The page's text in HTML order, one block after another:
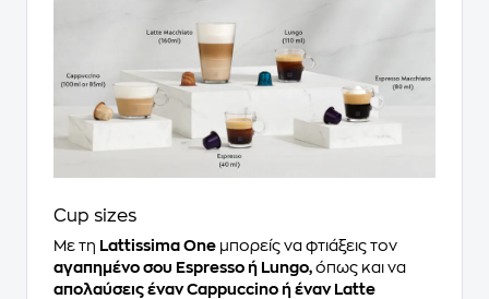
Cup sizes
Με τη Lattissima One μπορείς να φτιάξεις τον
αγαπημένο σου Espresso ή Lungo, όπως και να
απολαύσεις έναν Cappuccino ή έναν Latte